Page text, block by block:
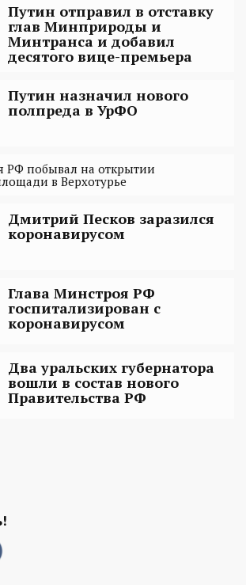
Путин отправил в отставку
глав Минприроды и
Минтранса и добавил
десятого вице-премьера
Путин назначил нового
полпреда в УрФО
РФ побывал на открытии
в Верхотурье
Дмитрий Песков заразился
коронавирусом
Глава Минстроя РФ
госпитализирован с
коронавирусом
Два уральских губернатора
вошли в состав нового
Правительства РФ